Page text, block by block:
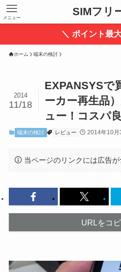
SIMフリ
メニュー
＼ ポイント最
ホーム 端末の検討
EXPANSYSで
ーカー再生品
ュー！コスパ
2014
11/18
端末の検討 レビュー 2014年10月
当ページのリンクには広告が
URLをコ